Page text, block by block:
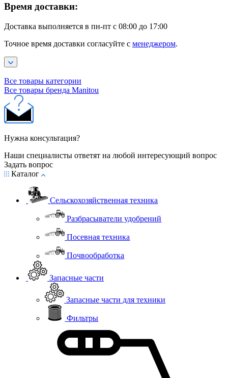
Время доставки:
Доставка выполняется в пн-пт с 08:00 до 17:00
Точное время доставки согласуйте с менеджером.
Все товары категории
Все товары бренда Manitou
Нужна консультация?
Наши специалисты ответят на любой интересующий вопрос
Задать вопрос
Каталог
Сельскохозяйственная техника
Разбрасыватели удобрений
Посевная техника
Почвообработка
Запасные части
Запасные части для техники
Фильтры